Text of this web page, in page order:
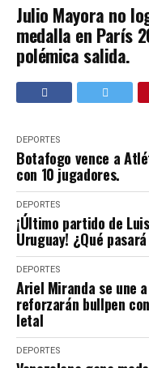
Julio Mayora no
medalla en París
polémica salida.
DEPORTES
Botafogo vence a
con 10 jugadores.
DEPORTES
¡Último partido de
Uruguay! ¿Qué
DEPORTES
Ariel Miranda se une
reforzarán bullpen
letal
DEPORTES